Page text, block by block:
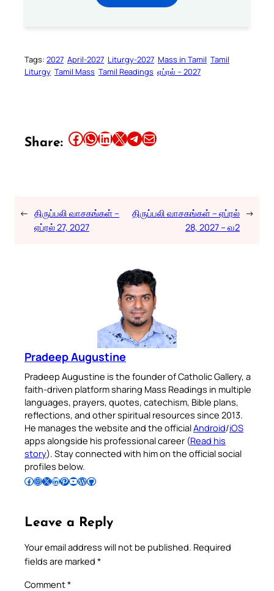
Tags: 2027 April-2027 Liturgy-2027 Mass in Tamil Tamil
Liturgy Tamil Mass Tamil Readings ஏப்ரல் – 2027
Share: Share this article on Facebook Share this article on WhatsApp Share this article on LinkedIn Share this article on X Share this article on TelegramEmail this Article
← திருப்பலி வாசகங்கள் –
ஏப்ரல் 27, 2027
திருப்பலி வாசகங்கள் – ஏப்ரல்
28, 2027 – வ2
→
Pradeep Augustine
Pradeep Augustine is the founder of Catholic Gallery, a
faith-driven platform sharing Mass Readings in multiple
languages, prayers, quotes, catechism, Bible plans,
reflections, and other spiritual resources since 2013.
He manages the website and the officialAndroid/iOS
apps alongside his professional career (Read his
story). Stay connected with him on the official social
profiles below.
Follow Pradeep on Facebook Follow Pradeep on InstagramFollow Pradeep on X Follow Pradeep on LinkedIn Follow Pradeep on Pinterest Subscribe to Pradeep’s Youtube Channel Follow Pradeep on WordPress Follow Pradeep on GitHub
Leave a Reply
Your email address will not be published. Required
fields are marked *
Comment*